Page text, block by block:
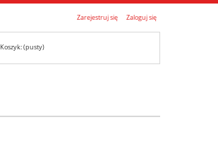
Zarejestruj się Zaloguj się
Koszyk:(pusty)